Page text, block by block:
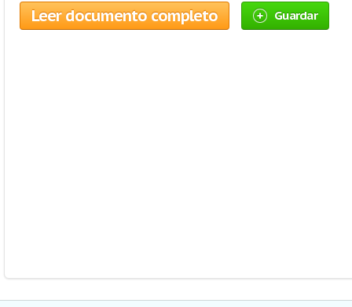
Leer documento completo Guardar